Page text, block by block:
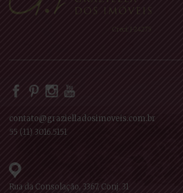
Creci: J-24275
contato@grazielladosimoveis.com.br
55 (11) 3016.5151
Rua da Consolação, 3367, Conj. 31